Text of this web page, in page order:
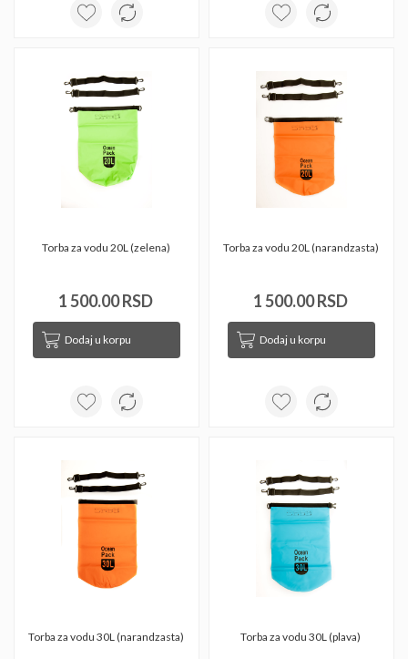
Torba za vodu 20L (zelena)
1 500.00 RSD
Dodaj u korpu
Torba za vodu 20L (narandzasta)
1 500.00 RSD
Dodaj u korpu
Torba za vodu 30L (narandzasta) Torba za vodu 30L (plava)